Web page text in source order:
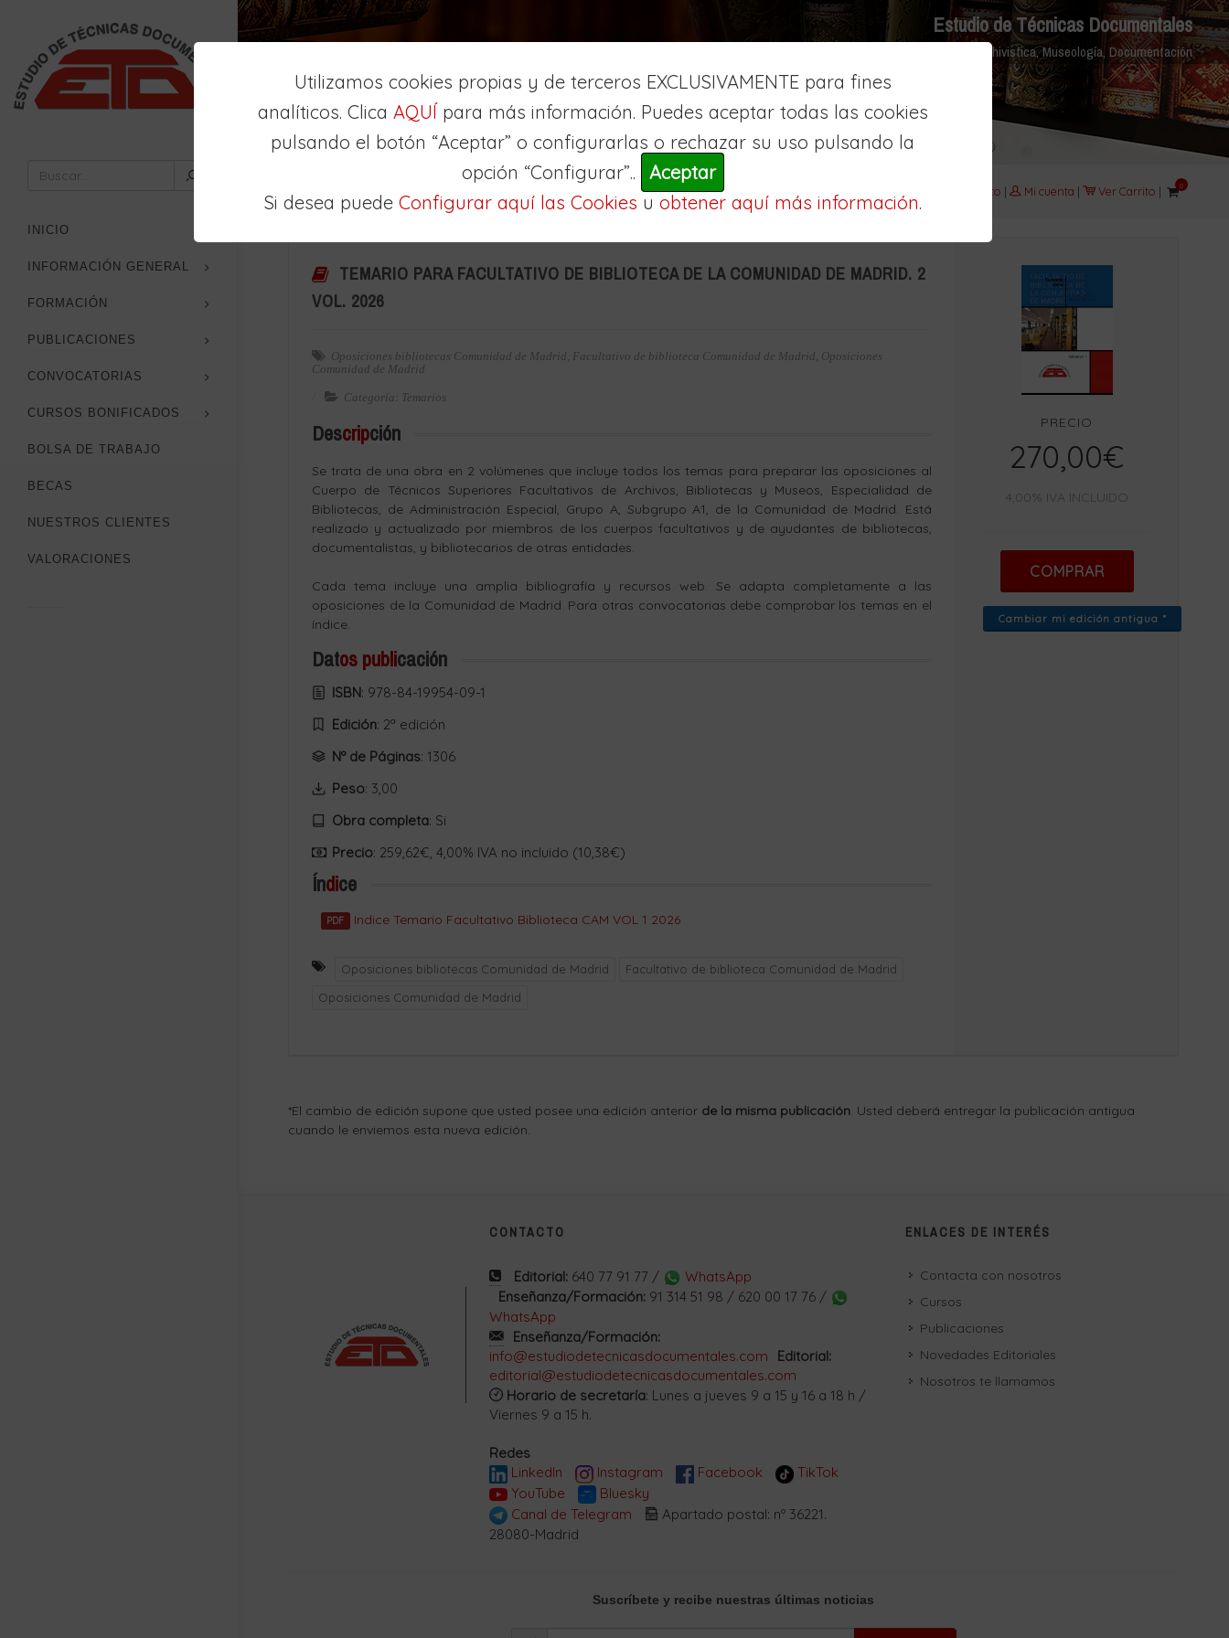
Utilizamos cookies propias y de terceros EXCLUSIVAMENTE para fines
analíticos. Clica AQUÍpara más información. Puedes aceptar todas las cookies
pulsando el botón “Aceptar” o configurarlas o rechazar su uso pulsando la
opción “Configurar”..
Aceptar
Si desea puede Configurar aquí las Cookies u obtener aquí más información.
Estudio de Técnicas Documentales
Biblioteconomía, Archivistica, Museología, Documentación
INICIO
INFORMACIÓN GENERAL
FORMACIÓN
PUBLICACIONES
CONVOCATORIAS
CURSOS BONIFICADOS
BOLSA DE TRABAJO
BECAS
NUESTROS CLIENTES
VALORACIONES
Contacto | Mi cuenta | Ver Carrito | 0
TEMARIO PARA FACULTATIVO DE BIBLIOTECA DE LA COMUNIDAD DE MADRID. 2
VOL. 2026
Oposiciones bibliotecas Comunidad de Madrid, Facultativo de biblioteca Comunidad de Madrid, Oposiciones
Comunidad de Madrid
Categoría: Temarios
Descripción
Se trata de una obra en 2 volúmenes que incluye todos los temas para preparar las oposiciones al
Cuerpo de Técnicos Superiores Facultativos de Archivos, Bibliotecas y Museos, Especialidad de
Bibliotecas, de Administración Especial, Grupo A, Subgrupo A1, de la Comunidad de Madrid. Está
realizado y actualizado por miembros de los cuerpos facultativos y de ayudantes de bibliotecas,
documentalistas, y bibliotecarios de otras entidades.
Cada tema incluye una amplia bibliografía y recursos web. Se adapta completamente a las
oposiciones de la Comunidad de Madrid. Para otras convocatorias debe comprobar los temas en el
índice.
Datos publicación
ISBN: 978-84-19954-09-1
Edición: 2ª edición
Nº de Páginas: 1306
Peso: 3,00
Obra completa: Si
Precio: 259,62€, 4,00% IVA no incluido (10,38€)
Índice
PDF Indice Temario Facultativo Biblioteca CAM VOL 1 2026
Oposiciones bibliotecas Comunidad de Madrid
Facultativo de biblioteca Comunidad de Madrid
Oposiciones Comunidad de Madrid
PRECIO
270,00€
4,00% IVA INCLUIDO
COMPRAR
Cambiar mi edición antigua *
*El cambio de edición supone que usted posee una edición anterior de la misma publicación. Usted deberá entregar la publicación antigua
cuando le enviemos esta nueva edición.
CONTACTO
Editorial: 640 77 91 77 /
WhatsApp
Enseñanza/Formación: 91 314 51 98 / 620 00 17 76 /
WhatsApp
Enseñanza/Formación:
info@estudiodetecnicasdocumentales.com
Editorial:
editorial@estudiodetecnicasdocumentales.com
Horario de secretaría: Lunes a jueves 9 a 15 y 16 a 18 h /
Viernes 9 a 15 h.
Redes
LinkedIn
Instagram Facebook
TikTok
YouTube
Bluesky
Canal de Telegram
Apartado postal: nº 36221.
28080-Madrid
ENLACES DE INTERÉS
Contacta con nosotros
Cursos
Publicaciones
Novedades Editoriales
Nosotros te llamamos
Suscríbete y recibe nuestras últimas noticias